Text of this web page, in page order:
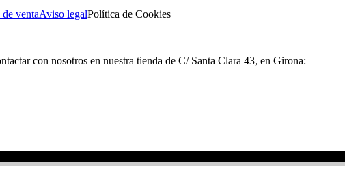
ventaAviso legalPolítica de Cookies
con nosotros en nuestra tienda de C/ Santa Clara 43, en Girona: